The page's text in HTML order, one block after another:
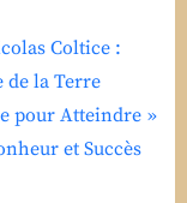
Coltice :
de la Terre
pour Atteindre
et Succès